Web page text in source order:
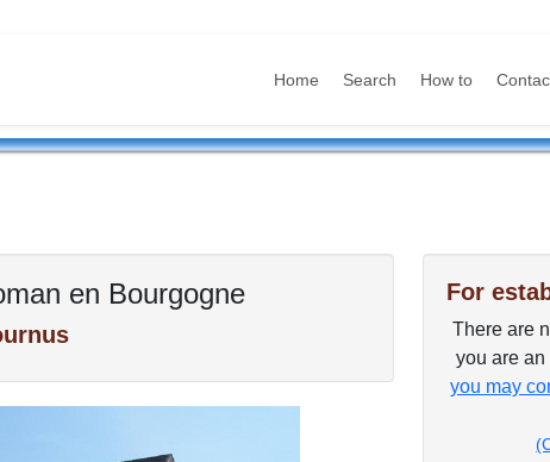
Home Search How to
en Bourgogne For
There are
you are an
you may